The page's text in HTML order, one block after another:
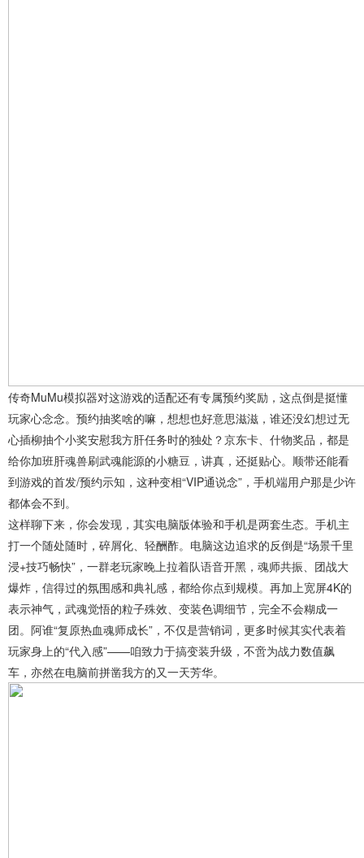
传奇MuMu模拟器对这游戏的适配还有专属预约奖励，这点倒是挺懂
玩家心念念。预约抽奖啥的嘛，想想也好意思滋滋，谁还没幻想过无
心插柳抽个小奖安慰我方肝任务时的独处？京东卡、什物奖品，都是
给你加班肝魂兽刷武魂能源的小糖豆，讲真，还挺贴心。顺带还能看
到游戏的首发/预约示知，这种变相“VIP通说念”，手机端用户那是少许
都体会不到。
这样聊下来，你会发现，其实电脑版体验和手机是两套生态。手机主
打一个随处随时，碎屑化、轻酬酢。电脑这边追求的反倒是“场景千里
浸+技巧畅快”，一群老玩家晚上拉着队语音开黑，魂师共振、团战大
爆炸，信得过的氛围感和典礼感，都给你点到规模。再加上宽屏4K的
表示神气，武魂觉悟的粒子殊效、变装色调细节，完全不会糊成一
团。阿谁“复原热血魂师成长”，不仅是营销词，更多时候其实代表着
玩家身上的“代入感”——咱致力于搞变装升级，不啻为战力数值飙
车，亦然在电脑前拼凿我方的又一天芳华。